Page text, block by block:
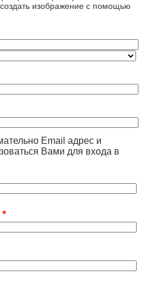
изображение с помощью
Email адрес и
Вами для входа в
*